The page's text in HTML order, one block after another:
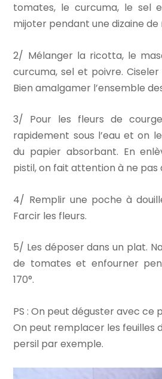
tomates, le curcuma, le sel
mijoter pendant une dizaine de
2/ Mélanger la ricotta, le
curcuma, sel et poivre. Ciseler
Bien amalgamer l’ensemble
3/ Pour les fleurs de
rapidement sous l’eau et on
du papier absorbant. En
pistil, on fait attention à ne pas
4/ Remplir une poche à
Farcir les fleurs.
5/ Les déposer dans un plat.
de tomates et enfourner
170°.
PS : On peut déguster avec ce
On peut remplacer les feuilles
persil par exemple.